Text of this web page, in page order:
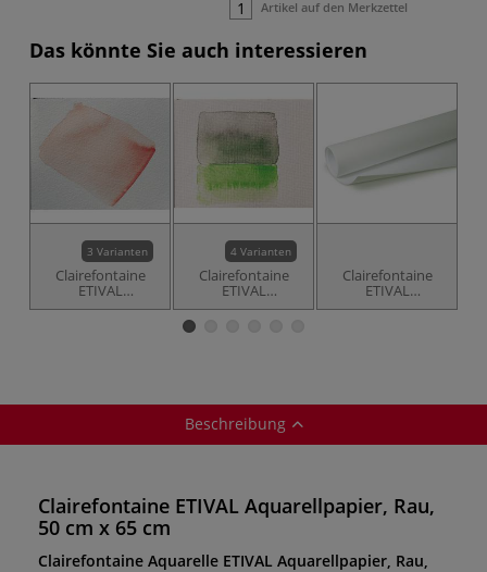
Artikel auf den Merkzettel
Das könnte Sie auch interessieren
3 Varianten
Clairefontaine
ETIVAL
Aquarellpapier
4 Varianten
Clairefontaine
ETIVAL
Aquarellblock,
Clairefontaine
ETIVAL
Aquarellpapier-
Beschreibung
Clairefontaine ETIVAL Aquarellpapier, Rau,
50 cm x 65 cm
Clairefontaine Aquarelle ETIVAL Aquarellpapier, Rau,